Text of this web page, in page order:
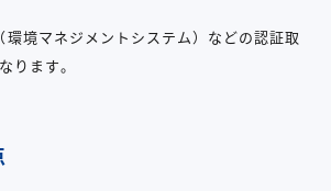
境マネジメントシステム）などの認証取
ります。